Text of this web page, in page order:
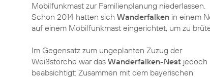
Mobilfunkmast zur Familienplanung niederlassen.
Schon 2014 hatten sich Wanderfalken in einem
auf einem Mobilfunkmast eingerichtet, um zu
Im Gegensatz zum ungeplanten Zuzug der
Weißstörche war das Wanderfalken-Nest jedoch
beabsichtigt: Zusammen mit dem bayerischen